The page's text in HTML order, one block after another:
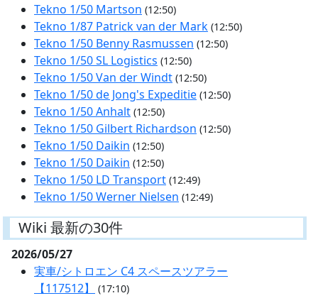
Tekno 1/50 Martson (12:50)
Tekno 1/87 Patrick van der Mark (12:50)
Tekno 1/50 Benny Rasmussen (12:50)
Tekno 1/50 SL Logistics (12:50)
Tekno 1/50 Van der Windt (12:50)
Tekno 1/50 de Jong's Expeditie (12:50)
Tekno 1/50 Anhalt (12:50)
Tekno 1/50 Gilbert Richardson (12:50)
Tekno 1/50 Daikin (12:50)
Tekno 1/50 Daikin (12:50)
Tekno 1/50 LD Transport (12:49)
Tekno 1/50 Werner Nielsen (12:49)
Wiki 最新の30件
2026/05/27
実車/シトロエン C4 スペースツアラー
【117512】
(17:10)